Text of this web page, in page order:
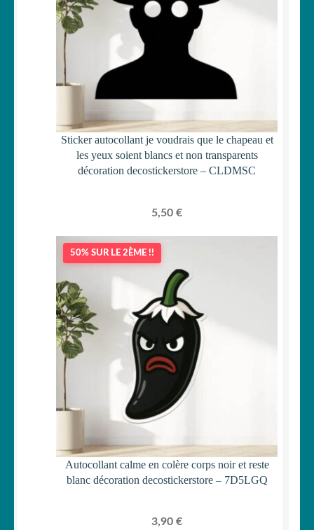
Sticker autocollant je voudrais que le chapeau et
les yeux soient blancs et non transparents
décoration decostickerstore – CLDMSC
5,50 €
50% SUR LE 2ÈME !!
Autocollant calme en colère corps noir et reste
blanc décoration decostickerstore – 7D5LGQ
3,90 €